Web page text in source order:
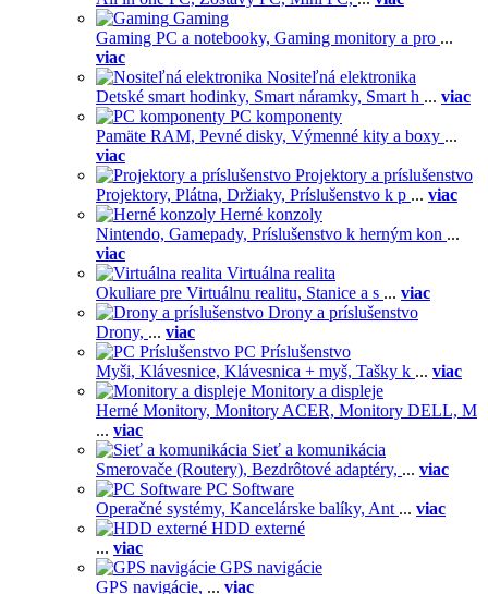
Gaming
Gaming PC a notebooky, Gaming monitory a pro ...
viac
Nositeľná elektronika
Detské smart hodinky, Smart náramky, Smart h ... viac
PC komponenty
Pamäte RAM, Pevné disky, Výmenné kity a boxy ...
viac
Projektory a príslušenstvo
Projektory, Plátna, Držiaky, Príslušenstvo k p ... viac
Herné konzoly
Nintendo, Gamepady, Príslušenstvo k herným kon ...
viac
Virtuálna realita
Okuliare pre Virtuálnu realitu, Stanice a s ... viac
Drony a príslušenstvo
Drony, ... viac
PC Príslušenstvo
Myši, Klávesnice, Klávesnica + myš, Tašky k ... viac
Monitory a displeje
Herné Monitory, Monitory ACER, Monitory DELL, M
... viac
Sieť a komunikácia
Smerovače (Routery), Bezdrôtové adaptéry, ... viac
PC Software
Operačné systémy, Kancelárske balíky, Ant ... viac
HDD externé
... viac
GPS navigácie
GPS navigácie, ... viac